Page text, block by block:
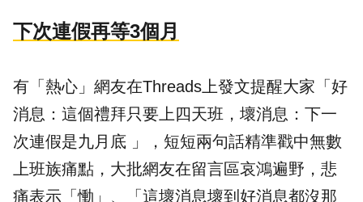
下次連假再等3個月
有「熱心」網友在Threads上發文提醒大家「好
消息：這個禮拜只要上四天班，壞消息：下一
次連假是九月底 」，短短兩句話精準戳中無數
上班族痛點，大批網友在留言區哀鴻遍野，悲
痛表示「慟」、「這壞消息壞到好消息都沒那